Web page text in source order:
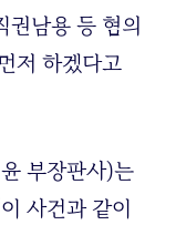
권남용 등 혐의
저 하겠다고
부장판사)는
사건과 같이